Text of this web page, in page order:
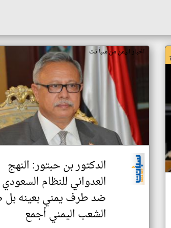
اخبار اليمن من سبأ نت
الدكتور بن حبتور: النهج
العدواني للنظام
ضد طرف يمني بعينه
الشعب اليمني أجمع